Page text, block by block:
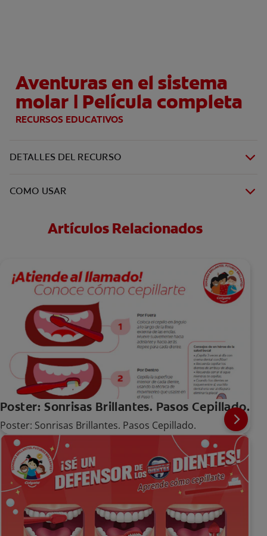
PARA PROFESIONALES
CUPONES
SUSCRÍBETE
Aventuras en el sistema
molar | Película completa
RECURSOS EDUCATIVOS
DETALLES DEL RECURSO
COMO USAR
Artículos Relacionados
Poster: Sonrisas Brillantes. Pasos Cepillado.
Poster: Sonrisas Brillantes. Pasos Cepillado.